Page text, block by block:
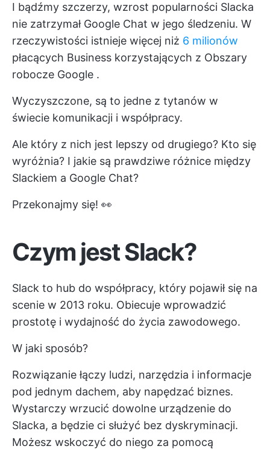
I bądźmy szczerzy, wzrost popularności Slacka
nie zatrzymał Google Chat w jego śledzeniu. W
rzeczywistości istnieje więcej niż 6 milionów
płacących Business korzystających z Obszary
robocze Google .
Wyczyszczone, są to jedne z tytanów w
świecie komunikacji i współpracy.
Ale który z nich jest lepszy od drugiego? Kto się
wyróżnia? I jakie są prawdziwe różnice między
Slackiem a Google Chat?
Przekonajmy się! 👀
Czym jest Slack?
Slack to hub do współpracy, który pojawił się na
scenie w 2013 roku. Obiecuje wprowadzić
prostotę i wydajność do życia zawodowego.
W jaki sposób?
Rozwiązanie łączy ludzi, narzędzia i informacje
pod jednym dachem, aby napędzać biznes.
Wystarczy wrzucić dowolne urządzenie do
Slacka, a będzie ci służyć bez dyskryminacji.
Możesz wskoczyć do niego za pomocą